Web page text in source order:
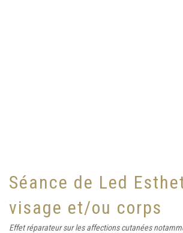
Séance de Led
visage et/ou corps
Effet réparateur sur les affections cutanées